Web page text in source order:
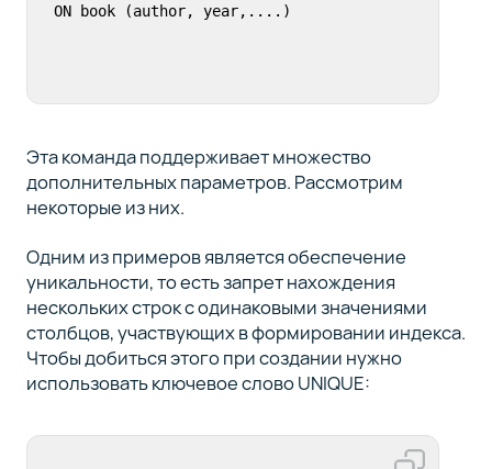
Эта команда поддерживает множество
дополнительных параметров. Рассмотрим
некоторые из них.
Одним из примеров является обеспечение
уникальности, то есть запрет нахождения
нескольких строк с одинаковыми значениями
столбцов, участвующих в формировании индекса.
Чтобы добиться этого при создании нужно
использовать ключевое слово UNIQUE: